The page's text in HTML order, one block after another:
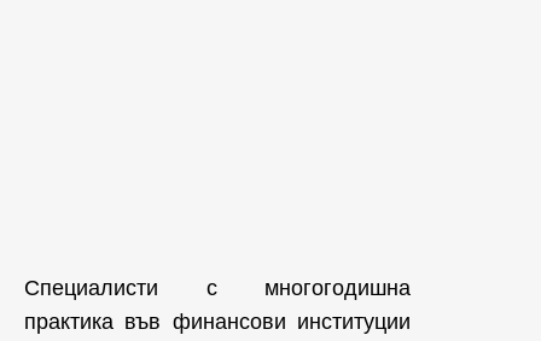
Специалисти с многогодишна
практика във финансови институции